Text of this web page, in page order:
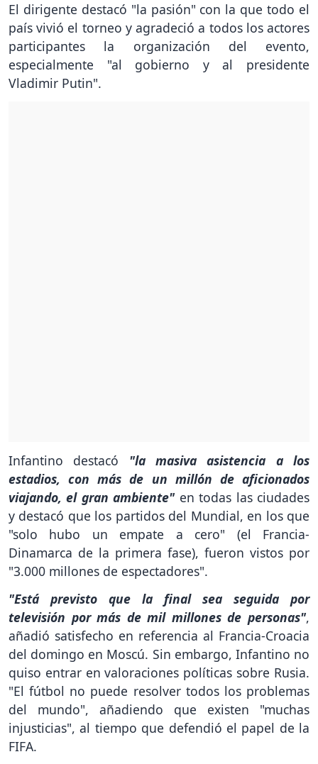
El dirigente destacó "la pasión" con la que todo el
país vivió el torneo y agradeció a todos los actores
participantes la organización del evento,
especialmente "al gobierno y al presidente
Vladimir Putin".
Infantino destacó "la masiva asistencia a los
estadios, con más de un millón de aficionados
viajando, el gran ambiente" en todas las ciudades
y destacó que los partidos del Mundial, en los que
"solo hubo un empate a cero" (el Francia-
Dinamarca de la primera fase), fueron vistos por
"3.000 millones de espectadores".
"Está previsto que la final sea seguida por
televisión por más de mil millones de personas",
añadió satisfecho en referencia al Francia-Croacia
del domingo en Moscú. Sin embargo, Infantino no
quiso entrar en valoraciones políticas sobre Rusia.
"El fútbol no puede resolver todos los problemas
del mundo", añadiendo que existen "muchas
injusticias", al tiempo que defendió el papel de la
FIFA.